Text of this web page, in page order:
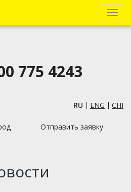
Menu
775 4243
RU ENG CHI
Отправить заявку